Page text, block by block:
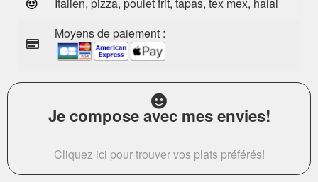
Moyens de paiement :
Je compose avec mes envies!
Cliquez ici pour trouver vos plats préférés!